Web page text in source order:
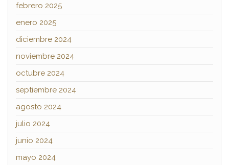
febrero 2025
enero 2025
diciembre 2024
noviembre 2024
octubre 2024
septiembre 2024
agosto 2024
julio 2024
junio 2024
mayo 2024